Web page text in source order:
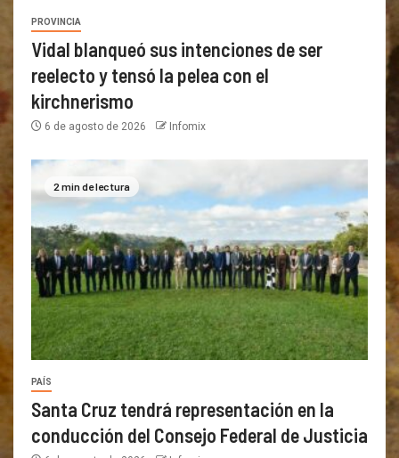
PROVINCIA
Vidal blanqueó sus intenciones de ser
reelecto y tensó la pelea con el
kirchnerismo
6 de agosto de 2026 Infomix
2 min de lectura
PAÍS
Santa Cruz tendrá representación en la
conducción del Consejo Federal de Justicia